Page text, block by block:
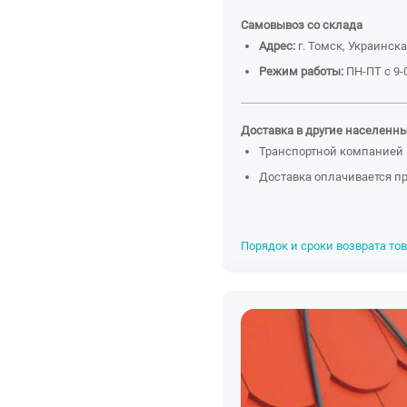
Самовывоз со склада
Адрес:г. Томск,
Режим работы:ПН-ПТ с 9-
Доставка в другие
Транспортной компанией
Доставка оплачивается
Порядок и сроки возврата